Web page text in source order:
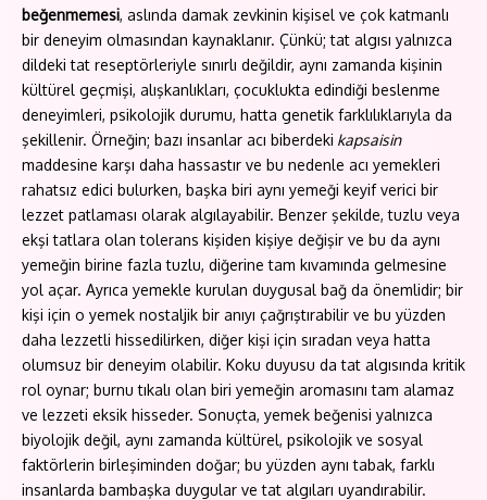
beğenmemesi, aslında damak zevkinin kişisel ve çok katmanlı
bir deneyim olmasından kaynaklanır. Çünkü; tat algısı yalnızca
dildeki tat reseptörleriyle sınırlı değildir, aynı zamanda kişinin
kültürel geçmişi, alışkanlıkları, çocuklukta edindiği beslenme
deneyimleri, psikolojik durumu, hatta genetik farklılıklarıyla da
şekillenir. Örneğin; bazı insanlar acı biberdeki kapsaisin
maddesine karşı daha hassastır ve bu nedenle acı yemekleri
rahatsız edici bulurken, başka biri aynı yemeği keyif verici bir
lezzet patlaması olarak algılayabilir. Benzer şekilde, tuzlu veya
ekşi tatlara olan tolerans kişiden kişiye değişir ve bu da aynı
yemeğin birine fazla tuzlu, diğerine tam kıvamında gelmesine
yol açar. Ayrıca yemekle kurulan duygusal bağ da önemlidir; bir
kişi için o yemek nostaljik bir anıyı çağrıştırabilir ve bu yüzden
daha lezzetli hissedilirken, diğer kişi için sıradan veya hatta
olumsuz bir deneyim olabilir. Koku duyusu da tat algısında kritik
rol oynar; burnu tıkalı olan biri yemeğin aromasını tam alamaz
ve lezzeti eksik hisseder. Sonuçta, yemek beğenisi yalnızca
biyolojik değil, aynı zamanda kültürel, psikolojik ve sosyal
faktörlerin birleşiminden doğar; bu yüzden aynı tabak, farklı
insanlarda bambaşka duygular ve tat algıları uyandırabilir.